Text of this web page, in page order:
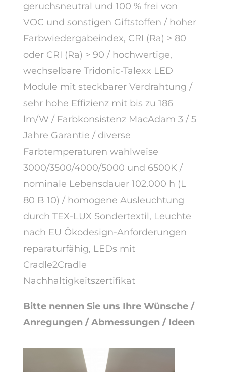
geruchsneutral und 100 % frei von
VOC und sonstigen Giftstoffen / hoher
Farbwiedergabeindex, CRI (Ra) > 80
oder CRI (Ra) > 90 / hochwertige,
wechselbare Tridonic-Talexx LED
Module mit steckbarer Verdrahtung /
sehr hohe Effizienz mit bis zu 186
lm/W / Farbkonsistenz MacAdam 3 / 5
Jahre Garantie / diverse
Farbtemperaturen wahlweise
3000/3500/4000/5000 und 6500K /
nominale Lebensdauer 102.000 h (L
80 B 10) / homogene Ausleuchtung
durch TEX-LUX Sondertextil, Leuchte
nach EU Ökodesign-Anforderungen
reparaturfähig, LEDs mit
Cradle2Cradle
Nachhaltigkeitszertifikat
Bitte nennen Sie uns Ihre Wünsche /
Anregungen / Abmessungen / Ideen